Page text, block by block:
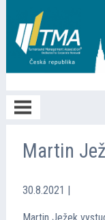
Home
O TMA
Martin
30.8.2021 |